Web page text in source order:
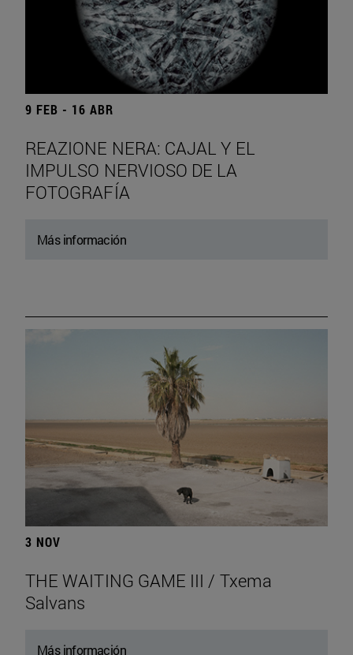
9 FEB - 16 ABR
REAZIONE NERA: CAJAL Y EL
IMPULSO NERVIOSO DE LA
FOTOGRAFÍA
Más información
3 NOV
THE WAITING GAME III / Txema
Salvans
Más información